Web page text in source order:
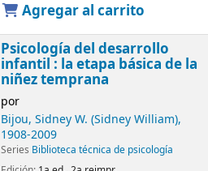
Agregar al carrito
Psicología del desarrollo
infantil : la etapa básica de la
niñez temprana
por
Bijou, Sidney W. (Sidney William),
1908-2009
Series Biblioteca técnica de psicología